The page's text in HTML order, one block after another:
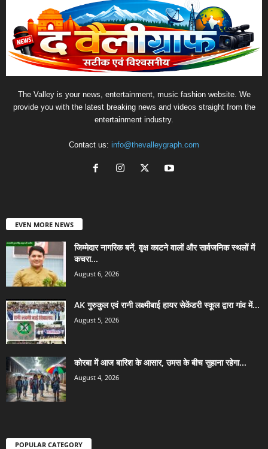
The Valley is your news, entertainment, music fashion website. We
provide you with the latest breaking news and videos straight from the
entertainment industry.
Contact us: info@thevalleygraph.com
EVEN MORE NEWS
जिम्मेदार नागरिक बनें, वृक्ष काटने वालों और सार्वजनिक स्थलों में
कचरा...
August 6, 2026
AK गुरुकुल एवं रानी लक्ष्मीबाई हायर सेकेंडरी स्कूल द्वारा गांव में...
August 5, 2026
कोरबा में आज बारिश के आसार, उमस के बीच सुहाना रहेगा...
August 4, 2026
POPULAR CATEGORY